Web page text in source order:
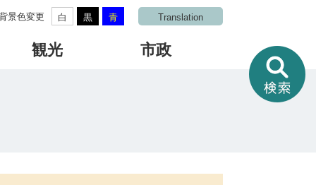
景色変更 白 黒 青 Translation
観光 市政
情
報
を